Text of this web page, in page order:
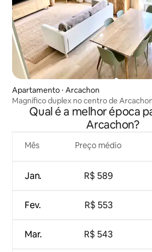
Apartamento ⋅ Arcachon
Magnífico duplex no centro de
Qual é a melhor época
Arcachon?
Mês
Jan.
Fev.
Mar.
Preço médio
R$ 589
R$ 553
R$ 543